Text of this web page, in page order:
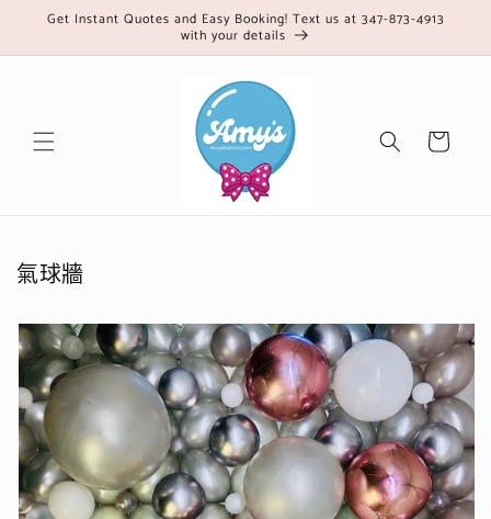
跳至內
Get Instant Quotes and Easy Booking! Text us at 347-873-4913
with your details
物
氣球牆